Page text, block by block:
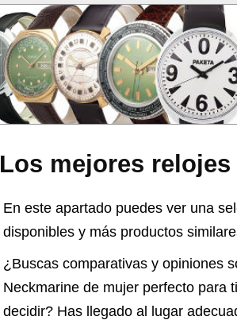
Los mejores
En este apartado puedes ver una
disponibles y más productos
¿Buscas comparativas y opiniones
Neckmarine de mujer perfecto para
decidir? Has llegado al lugar